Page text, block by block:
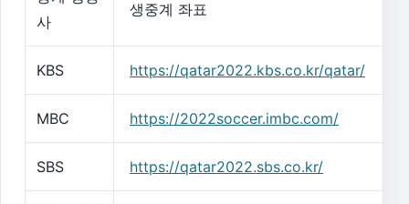
사
생중계 좌표
KBS https://qatar2022.kbs.co.kr/qatar/
MBC https://2022soccer.imbc.com/
SBS https://qatar2022.sbs.co.kr/